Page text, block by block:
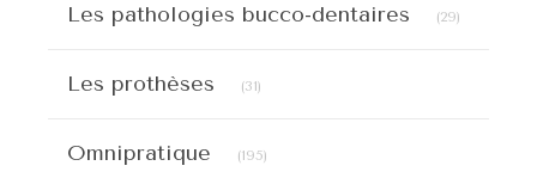
Les pathologies bucco-dentaires (29)
Les prothèses (31)
Omnipratique (195)